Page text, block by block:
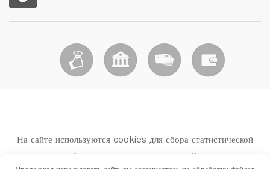
На сайте используются cookies для сбора статистической
информации о пользователях сайта.